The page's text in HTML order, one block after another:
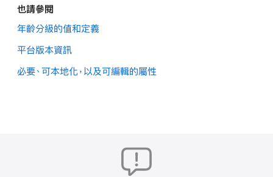
秘訣：若要進一步瞭解用來確定年齡分級的
頁面上的範例面板中，選取一個類別。你也可以
瀏覽年齡分級類別。
如果南韓遊戲物管理委員會（GRAC）核發的官方年齡分級
並更新你 App 在南韓店面的年齡分級，然後
以供審查。
也請參閱
年齡分級的值和定義
平台版本資訊
必要、可本地化，以及可編輯的屬性